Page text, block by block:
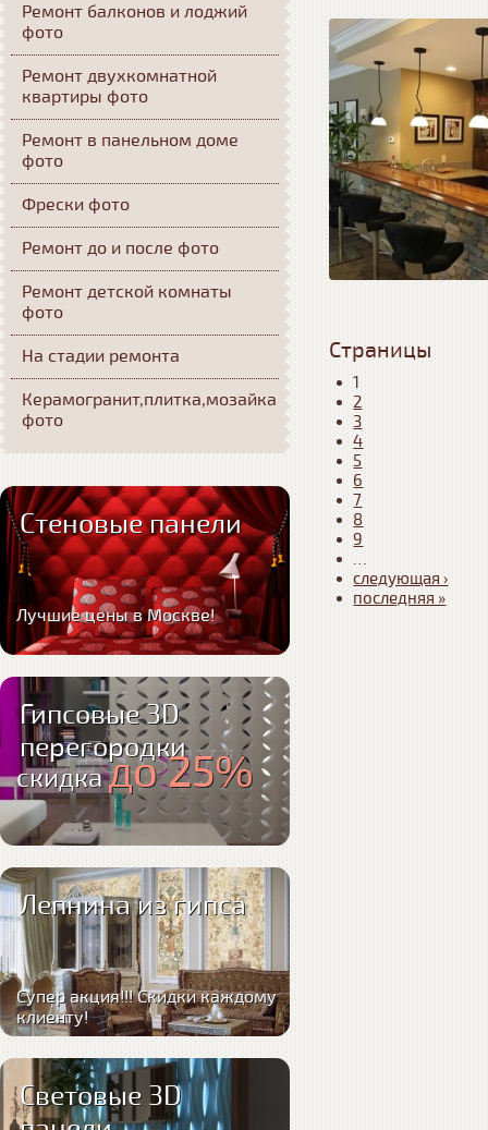
Страницы
1
2
3
4
5
6
7
8
9
следующая ›
последняя »
Ремонт балконов и лоджий
фото
Ремонт двухкомнатной
квартиры фото
Ремонт в панельном доме
фото
Фрески фото
Ремонт до и после фото
Ремонт детской комнаты
фото
На стадии ремонта
Керамогранит,плитка,мозайка
фото
Стеновые панели
Лучшие цены в Москве!
Гипсовые 3D
перегородки
скидкадо 25%
Лепнина из гипса
Супер акция!!! Скидки каждому
клиенту!
Световые 3D